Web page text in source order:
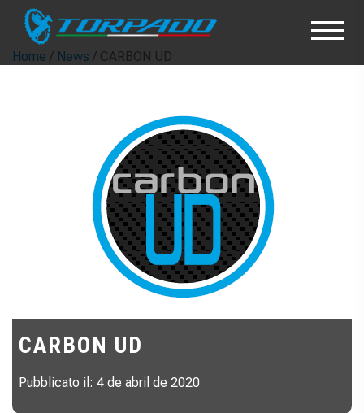
Home / News / CARBON UD
CARBON UD
Pubblicato il: 4 de abril de 2020